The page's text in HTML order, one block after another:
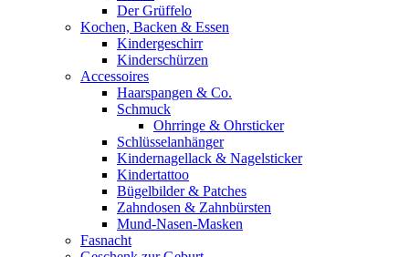
Der Grüffelo
Kochen, Backen & Essen
Kindergeschirr
Kinderschürzen
Accessoires
Haarspangen & Co.
Schmuck
Ohrringe & Ohrsticker
Schlüsselanhänger
Kindernagellack & Nagelsticker
Kindertattoo
Bügelbilder & Patches
Zahndosen & Zahnbürsten
Mund-Nasen-Masken
Fasnacht